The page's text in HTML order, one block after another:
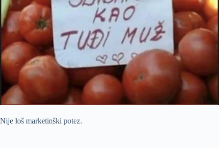
Nije loš marketinški potez.